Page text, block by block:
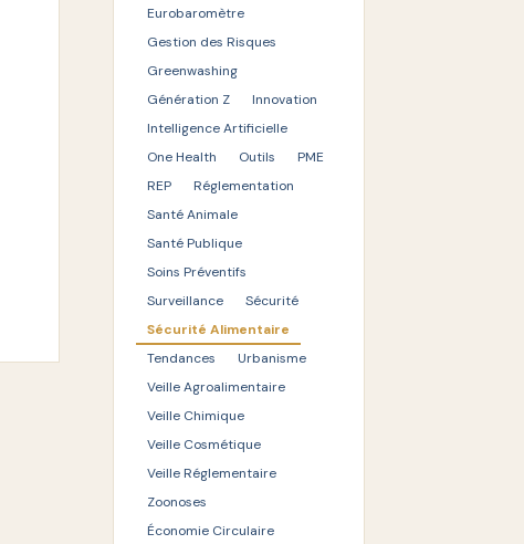
Eurobaromètre
Gestion des Risques
Greenwashing
Génération Z
Innovation
Intelligence Artificielle
One Health
Outils
PME
REP
Réglementation
Santé Animale
Santé Publique
Soins Préventifs
Surveillance
Sécurité
Sécurité Alimentaire
Tendances
Urbanisme
Veille Agroalimentaire
Veille Chimique
Veille Cosmétique
Veille Réglementaire
Zoonoses
Économie Circulaire